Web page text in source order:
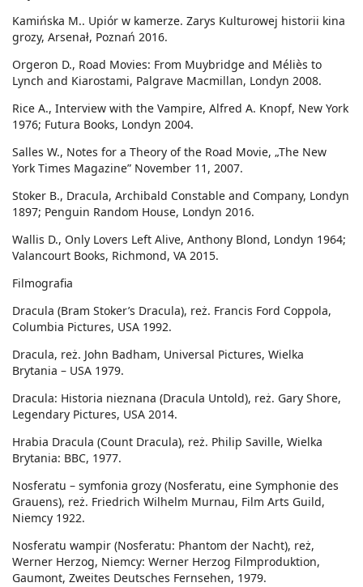
Kamińska M.. Upiór w kamerze. Zarys Kulturowej historii kina
grozy, Arsenał, Poznań 2016.
Orgeron D., Road Movies: From Muybridge and Méliès to
Lynch and Kiarostami, Palgrave Macmillan, Londyn 2008.
Rice A., Interview with the Vampire, Alfred A. Knopf, New York
1976; Futura Books, Londyn 2004.
Salles W., Notes for a Theory of the Road Movie, „The New
York Times Magazine” November 11, 2007.
Stoker B., Dracula, Archibald Constable and Company, Londyn
1897; Penguin Random House, Londyn 2016.
Wallis D., Only Lovers Left Alive, Anthony Blond, Londyn 1964;
Valancourt Books, Richmond, VA 2015.
Filmografia
Dracula (Bram Stoker’s Dracula), reż. Francis Ford Coppola,
Columbia Pictures, USA 1992.
Dracula, reż. John Badham, Universal Pictures, Wielka
Brytania – USA 1979.
Dracula: Historia nieznana (Dracula Untold), reż. Gary Shore,
Legendary Pictures, USA 2014.
Hrabia Dracula (Count Dracula), reż. Philip Saville, Wielka
Brytania: BBC, 1977.
Nosferatu – symfonia grozy (Nosferatu, eine Symphonie des
Grauens), reż. Friedrich Wilhelm Murnau, Film Arts Guild,
Niemcy 1922.
Nosferatu wampir (Nosferatu: Phantom der Nacht), reż,
Werner Herzog, Niemcy: Werner Herzog Filmproduktion,
Gaumont, Zweites Deutsches Fernsehen, 1979.